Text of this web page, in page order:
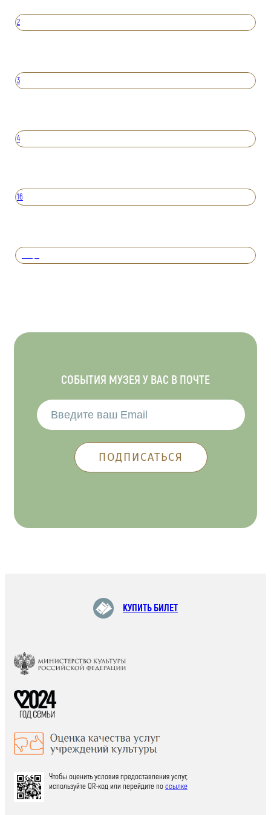
2
3
4
16
СОБЫТИЯ МУЗЕЯ У ВАС В ПОЧТЕ
КУПИТЬ БИЛЕТ
Чтобы оценить условия предоставления услуг,
используйте QR-код или перейдите поссылке